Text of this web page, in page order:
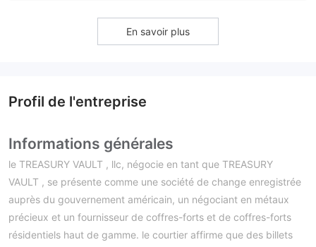
En savoir plus
Profil de l'entreprise
Informations générales
le TREASURY VAULT , llc, négocie en tant que TREASURY
VAULT , se présente comme une société de change enregistrée
auprès du gouvernement américain, un négociant en métaux
précieux et un fournisseur de coffres-forts et de coffres-forts
résidentiels haut de gamme. le courtier affirme que des billets